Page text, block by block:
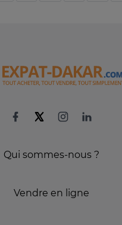
Qui sommes-nous ?
Vendre en ligne